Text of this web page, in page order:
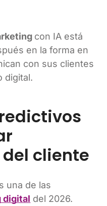
con IA está
en la forma en
con sus clientes
digital.
cliente
una de las
digital del 2026.